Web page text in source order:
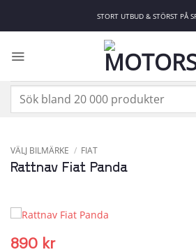
STORT UTBUD & STÖRST PÅ
Sök
VÄLJ BILMÄRKE / FIAT
Rattnav Fiat Panda
890 kr